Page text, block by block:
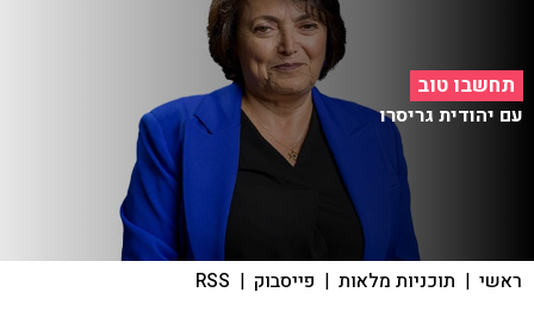
תחשבו טוב
עם יהודית גריסרו
ראשי | תוכניות מלאות | פייסבוק |
RSS